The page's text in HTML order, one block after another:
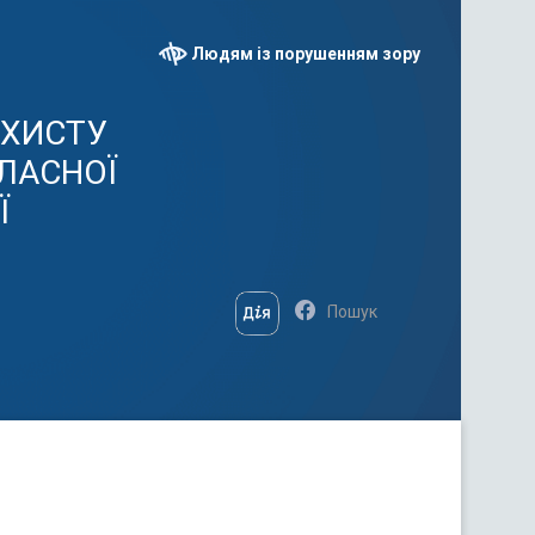
Людям із порушенням зору